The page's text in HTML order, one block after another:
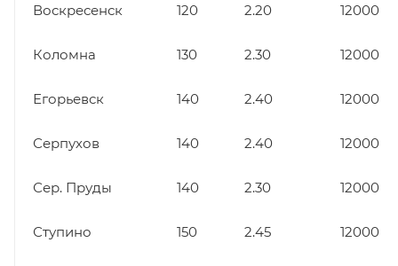
Воскресенск 120 2.20 12000
Коломна 130 2.30 12000
Егорьевск 140 2.40 12000
Серпухов 140 2.40 12000
Сер. Пруды 140 2.30 12000
Ступино 150 2.45 12000